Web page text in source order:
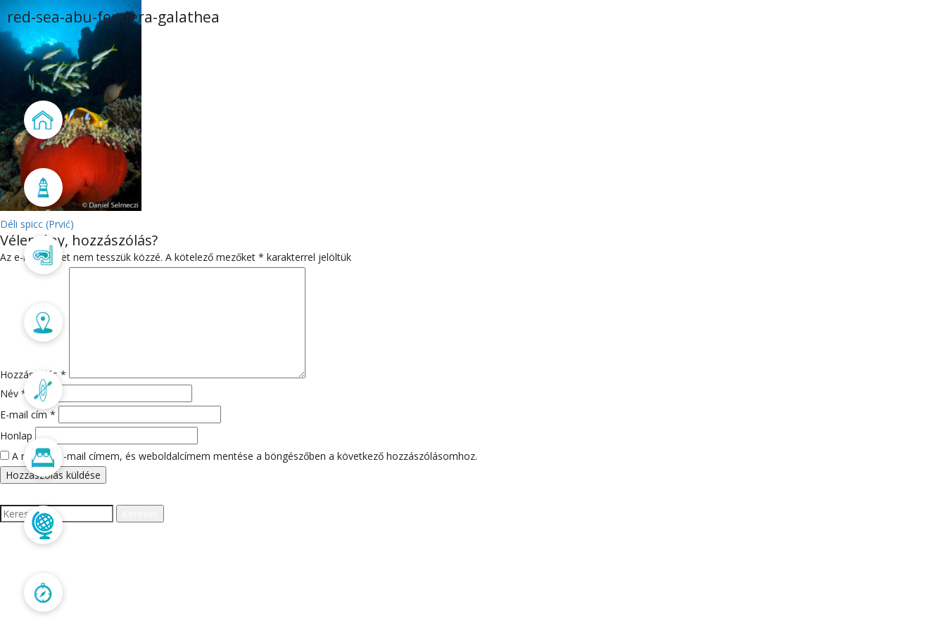
Főoldal
Búvárbázis
Búvártanfolyam
Programok
Szállás
Trópusi túrák
red-sea-abu-fendera-galathea
BEJEGYZÉS
NAVIGÁCIÓ
Déli spicc (Prvić)
Vélemény, hozzászólás?
Az e-mail címet nem tesszük közzé. A kötelező mezőket * karakterrel jelöltük
Hozzászólás *
Név *
E-mail cím*
Honlap
A nevem, e-mail címem, és weboldalcímem mentése a böngészőben a következő hozzászólásomhoz.
Keresés:
LEGUTÓBBI HOZZÁSZÓLÁSOK